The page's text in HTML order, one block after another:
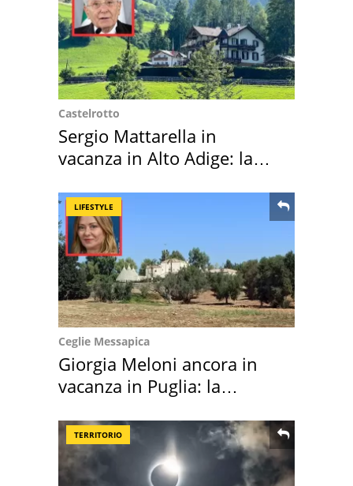
Castelrotto
Sergio Mattarella in
vacanza in Alto Adige: la
LIFESTYLE
Ceglie Messapica
Giorgia Meloni ancora in
vacanza in Puglia: la
TERRITORIO